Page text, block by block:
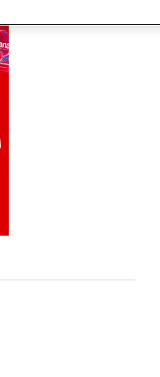
o alla tua famiglia, nonché per
sulla protezione dei dati
Puoi revocare il tuo consenso in
sezione "Impostazioni cookie"
Web, in particolare sul loro
facendo clic su
/ sull'uso dei cookie e consentirli
dei cookie e al trattamento dei
solo i cookie tecnicamente